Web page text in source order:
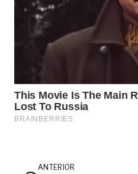
ANTERIOR